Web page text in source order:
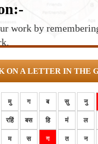
work by
ON A LETTER IN THE
मु ग ब सु नु
रहिं बस हि मं ल
म स ग त न